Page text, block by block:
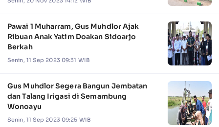
Pawai 1 Muharram, Gus Muhdlor Ajak
Ribuan Anak Yatim Doakan Sidoarjo
Berkah
Senin, 11 Sep 2023 09:31 WIB
Gus Muhdlor Segera Bangun Jembatan
dan Talang Irigasi di Semambung
Wonoayu
Senin, 11 Sep 2023 09:25 WIB